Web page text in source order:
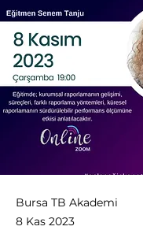
Bursa TB Akademi
8 Kas 2023